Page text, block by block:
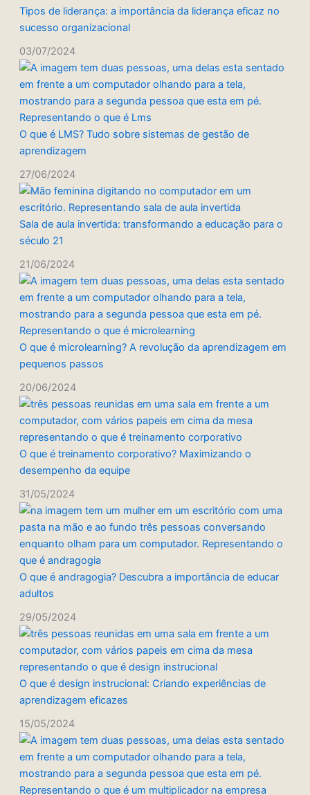
Tipos de liderança: a importância da liderança eficaz no
sucesso organizacional
03/07/2024
O que é LMS? Tudo sobre sistemas de gestão de
aprendizagem
27/06/2024
Sala de aula invertida: transformando a educação para o
século 21
21/06/2024
O que é microlearning? A revolução da aprendizagem em
pequenos passos
20/06/2024
O que é treinamento corporativo? Maximizando o
desempenho da equipe
31/05/2024
O que é andragogia? Descubra a importância de educar
adultos
29/05/2024
O que é design instrucional: Criando experiências de
aprendizagem eficazes
15/05/2024